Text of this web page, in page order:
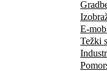
E-
Težki